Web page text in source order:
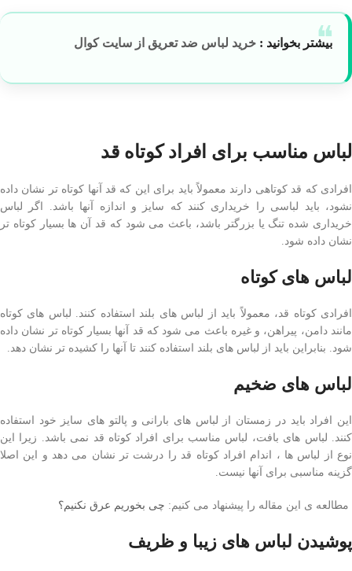
بیشتر بخوانید : خرید لباس ضد تعریق از سایت کوال
لباس مناسب برای افراد کوتاه قد
افرادی که قد کوتاهی دارند معمولاً باید برای این که قد آنها کوتاه تر نشان داده
نشود، باید لباسی را خریداری کنند که سایز و اندازه آنها باشد. اگر لباس
خریداری شده تنگ یا بزرگتر باشد، باعث می شود که قد آن ها بسیار کوتاه تر
نشان داده شود.
لباس های کوتاه
افرادی کوتاه قد، معمولاً باید از لباس های بلند استفاده کنند. لباس های کوتاه
مانند دامن، پیراهن، و غیره باعث می شود که قد آنها بسیار کوتاه تر نشان داده
شود. بنابراین باید از لباس های بلند استفاده کنند تا آنها را کشیده تر نشان دهد.
لباس های ضخیم
این افراد باید در زمستان از لباس های بارانی و پالتو های سایز خود استفاده
کنند. لباس های بافت، لباس مناسب برای افراد کوتاه قد نمی باشد. زیرا این
نوع از لباس ها ، اندام افراد کوتاه قد را درشت تر نشان می دهد و این اصلا
گزینه مناسبی برای آنها نیست.
مطالعه ی این مقاله را پیشنهاد می کنیم: چی بخوریم عرق نکنیم؟
پوشیدن لباس های زیبا و ظریف